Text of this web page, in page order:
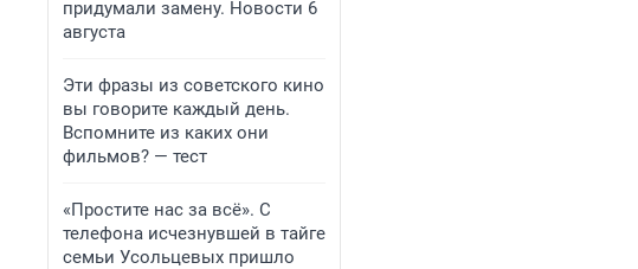
придумали замену. Новости 6
августа
Эти фразы из советского кино
вы говорите каждый день.
Вспомните из каких они
фильмов? — тест
«Простите нас за всё». С
телефона исчезнувшей в тайге
семьи Усольцевых пришло